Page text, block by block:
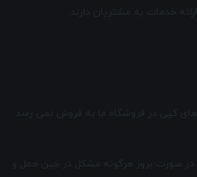
خدمات به مشتریان دارند.
های کپی در فروشگاه ما به فروش نمی رسد.
در صورت بروز هرگونه مشکل در حین حمل و